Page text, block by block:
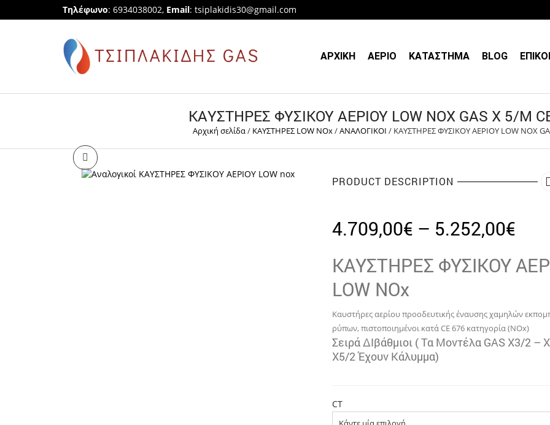
Τηλέφωνο: 6934038002, Email: tsiplakidis30@gmail.com
ΑΡΧΙΚΗ ΑΕΡΙΟ ΚΑΤΑΣΤΗΜΑ BLOG
ΚΑΥΣΤΗΡΕΣ ΦΥΣΙΚΟΥ ΑΕΡΙΟΥ LOW NOX GAS X 5/M
Αρχική σελίδα/ ΚΑΥΣΤΗΡΕΣ LOW NOx/ΑΝΑΛΟΓΙΚΟΙ / ΚΑΥΣΤΗΡΕΣ ΦΥΣΙΚΟΥ ΑΕΡΙΟΥ LOW NOX
PRODUCT DESCRIPTION
4.709,00€ – 5.252,00€Price
ΚΑΥΣΤΗΡΕΣ ΦΥΣΙΚΟΥ
LOW NOx
Kαυστήρες αερίου προοδευτικής έναυσης χαμηλών
ρύπων, πιστοποιημένοι κατά CE 676 κατηγορία (NOx)
Σειρά ∆ιβάθμιοι ( Τα Μοντέλα GAS X3/2 –
X5/2 Έχουν Κάλυμμα)
CT